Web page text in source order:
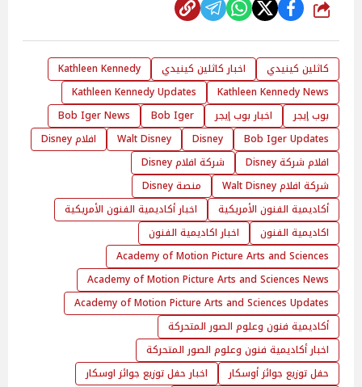
شارك
كاثلين كينيدي اخبار كاثلين كينيدي
Kathleen Kennedy
Kathleen Kennedy News
Kathleen Kennedy Updates
بوب إيجر
اخبار بوب إيجر Bob Iger
Bob Iger News
Bob Iger Updates
Disney
Walt Disney
افلام Disney
افلام شركة Disney
شركة افلام Disney
شركة افلام Walt Disney
منصة Disney
أكاديمية الفنون الأمريكية
اخبار أكاديمية الفنون الأمريكية
اكاديمية الفنون
اخبار اكاديمية الفنون
Academy of Motion Picture Arts and Sciences
Academy of Motion Picture Arts and Sciences News
Academy of Motion Picture Arts and Sciences Updates
أكاديمية فنون وعلوم الصور المتحركة
اخبار أكاديمية فنون وعلوم الصور المتحركة
حفل توزيع جوائز أوسكار
اخبار حفل توزيع جوائز اوسكار